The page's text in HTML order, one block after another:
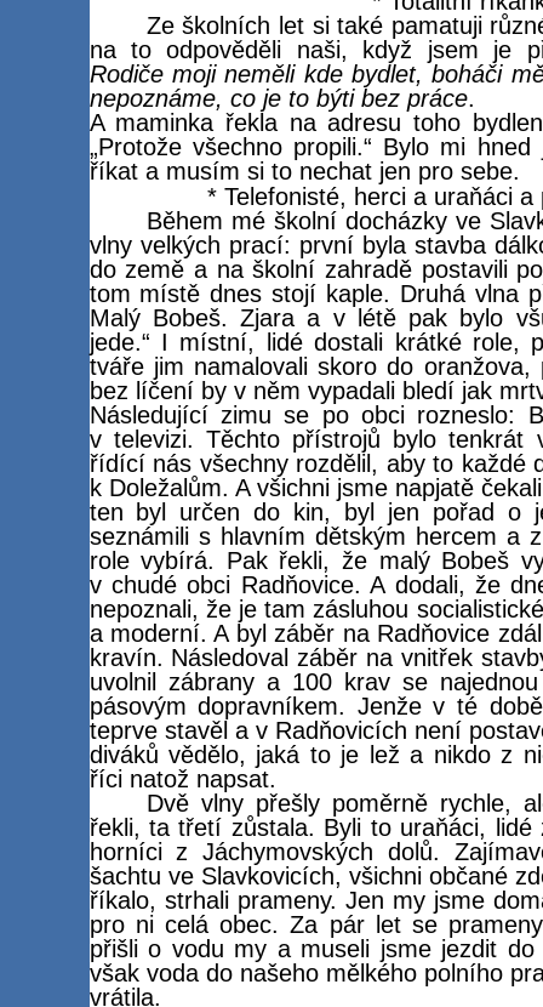
Ze školních let si také pamatuji
na to odpověděli naši, když jsem je
Rodiče moji neměli kde bydlet, boháči
nepoznáme, co je to býti bez práce.
A maminka řekla na adresu toho
„Protože všechno propili.“ Bylo mi
říkat a musím si to nechat jen pro sebe.
* Telefonisté, herci a uraňáci a
Během mé školní docházky ve
vlny velkých prací: první byla stavba
do země a na školní zahradě postavili
tom místě dnes stojí kaple. Druhá vlna
Malý Bobeš. Zjara a v létě pak bylo
jede.“ I místní, lidé dostali krátké role,
tváře jim namalovali skoro do
bez líčení by v něm vypadali bledí jak
Následující zimu se po obci rozneslo:
v televizi. Těchto přístrojů bylo
řídící nás všechny rozdělil, aby to každé
k Doležalům. A všichni jsme napjatě
ten byl určen do kin, byl jen pořad o
seznámili s hlavním dětským hercem a
role vybírá. Pak řekli, že malý Bobeš
v chudé obci Radňovice. A dodali, že
nepoznali, že je tam zásluhou
a moderní. A byl záběr na Radňovice
kravín. Následoval záběr na vnitřek
uvolnil zábrany a 100 krav se
pásovým dopravníkem. Jenže v té
teprve stavěl a v Radňovicích není
diváků vědělo, jaká to je lež a nikdo z
říci natož napsat.
Dvě vlny přešly poměrně rychle,
řekli, ta třetí zůstala. Byli to uraňáci, lidé
horníci z Jáchymovských dolů.
šachtu ve Slavkovicích, všichni občané
říkalo, strhali prameny. Jen my jsme
pro ni celá obec. Za pár let se
přišli o vodu my a museli jsme jezdit
však voda do našeho mělkého polního
vrátila.